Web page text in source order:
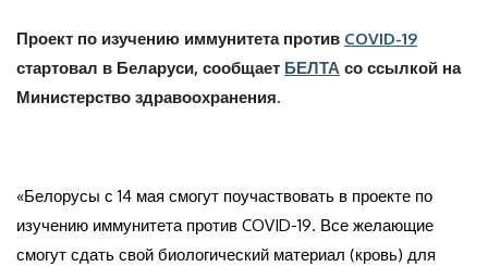
Проект по изучению иммунитета против COVID-19
стартовал в Беларуси, сообщает БЕЛТА со ссылкой на
Министерство здравоохранения.
«Белорусы с 14 мая смогут поучаствовать в проекте по
изучению иммунитета против COVID-19. Все желающие
смогут сдать свой биологический материал (кровь) для